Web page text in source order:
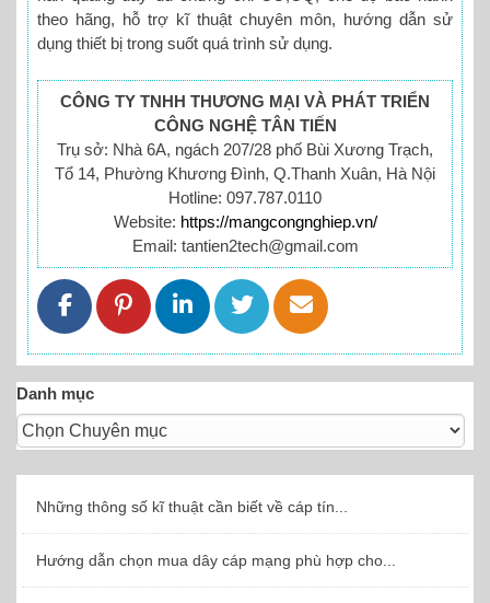
theo hãng, hỗ trợ kĩ thuật chuyên môn, hướng dẫn sử
dụng thiết bị trong suốt quá trình sử dụng.
CÔNG TY TNHH THƯƠNG MẠI VÀ PHÁT TRIỂN
CÔNG NGHỆ TÂN TIẾN
Trụ sở: Nhà 6A, ngách 207/28 phố Bùi Xương Trạch,
Tổ 14, Phường Khương Đình, Q.Thanh Xuân, Hà Nội
Hotline: 097.787.0110
Website: https://mangcongnghiep.vn/
Email: tantien2tech@gmail.com
Danh mục
Những thông số kĩ thuật cần biết về cáp tín...
Hướng dẫn chọn mua dây cáp mạng phù hợp cho...